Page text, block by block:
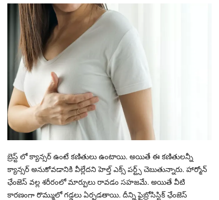
బ్రెస్ట్ లో క్యాన్సర్ ఉంటే కణితులు ఉంటాయి. అయితే ఈ కణితులన్నీ
క్యాన్సర్ అనుకోవడానికి వీల్లేదని హెల్త్ ఎక్స్ పర్ట్స్ చెబుతున్నారు. హార్మోన్
ఛేంజెస్ వల్ల శరీరంలో మార్పులు రావడం సహజమే. అయితే వీటి
కారణంగా రొమ్ములో గడ్డలు ఏర్పడతాయి. దీన్ని ఫైబ్రోసిస్టిక్ ఛేంజెస్